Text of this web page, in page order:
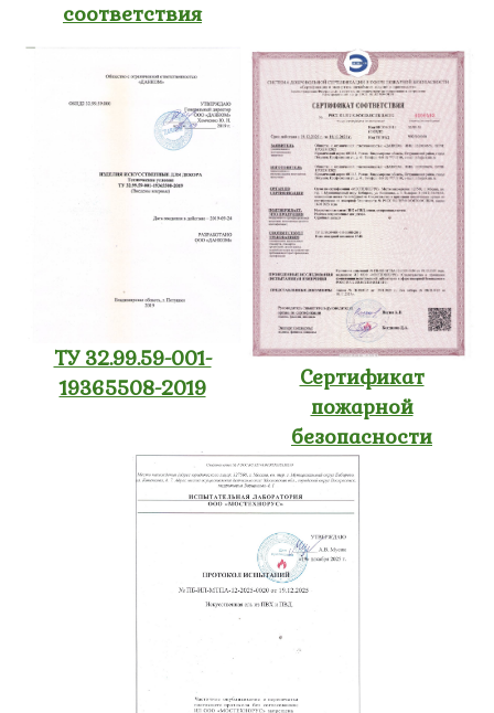
соответствия
ТУ 32.99.59-001-
19365508-2019
Сертификат
пожарной
безопасности